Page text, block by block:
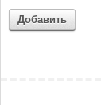
Добавить